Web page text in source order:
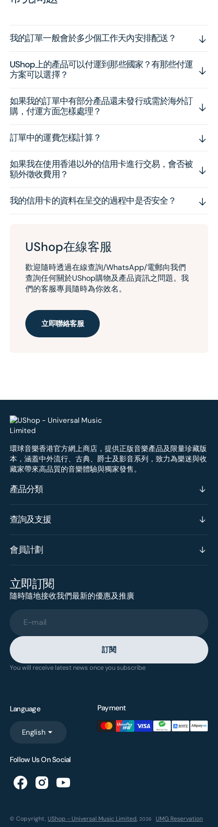
我的訂單一般會於多少個工作天內安排配送？
UShop上的產品可以付運到那些國家？有那些付運
方案可以選擇？
如果我的訂單中有部分產品還未發行或需於海外訂
購，付運方面怎樣處理？
訂單中的運費怎樣計算？
如果我在使用香港以外的信用卡進行交易，會否被
額外徵收費用？
我的信用卡的資料在呈交的過程中是否安全？
UShop在線客服
歡迎隨時透過在線查詢/WhatsApp/電郵向我們
查詢任何關於UShop購物及產品資訊之問題。我
們的客服專員隨時為你效名。
立即聯絡客服
環球音樂香港官方網上商店，提供正版音樂產品及限量珍藏版
本，涵蓋中外流行、古典、爵士及影音系列，致力為樂迷與收
藏家帶來高品質的音樂體驗與獨家發售。
產品分類
查詢及支援
會員計劃
立即訂閱
隨時隨地接收我們最新的優惠及推廣
E-mail
訂閱
You will receive latest news once you subscribe
Language
English
Payment
Follow Us On Social
© Copyright, UShop - Universal Music Limited, 2026
UMG Reservation